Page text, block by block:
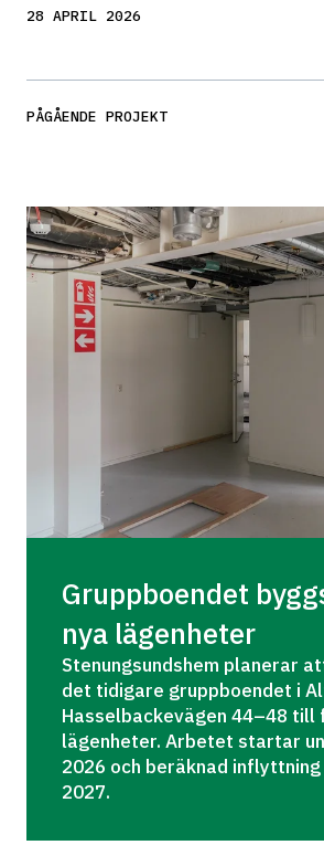
28 APRIL 2026
PÅGÅENDE PROJEKT
Gruppboendet
nya lägenheter
Stenungsundshem planerar
det tidigare gruppboendet i
Hasselbackevägen 44–48 till
lägenheter. Arbetet startar
2026 och beräknad
2027.